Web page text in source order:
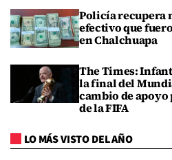
Policía recupera
efectivo que
en Chalchuapa
The Times:
la final del
cambio de
de la FIFA
LO MÁS VISTO DEL AÑO